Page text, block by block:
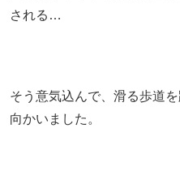
される…
そう意気込んで、滑る歩道
向かいました。